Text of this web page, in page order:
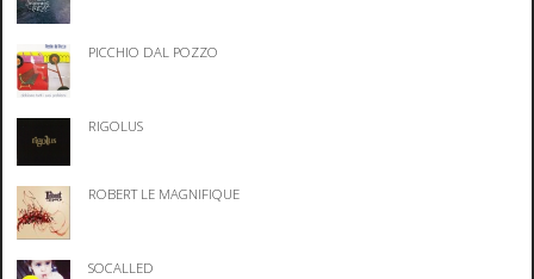
PICCHIO DAL POZZO
RIGOLUS
ROBERT LE MAGNIFIQUE
SOCALLED